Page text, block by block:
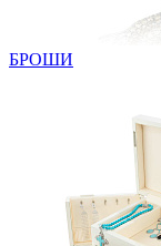
БРОШИ